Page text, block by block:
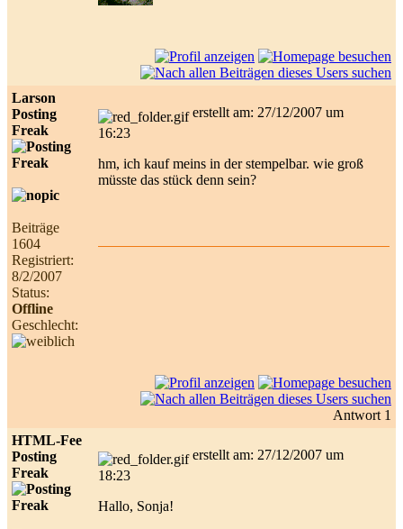
Larson
Posting
Freak
Beiträge
1604
Registriert:
8/2/2007
Status:
Offline
Geschlecht:
erstellt am: 27/12/2007 um
16:23
hm, ich kauf meins in der stempelbar. wie groß
müsste das stück denn sein?
Antwort 1
HTML-Fee
Posting
Freak
erstellt am: 27/12/2007 um
18:23
Hallo, Sonja!